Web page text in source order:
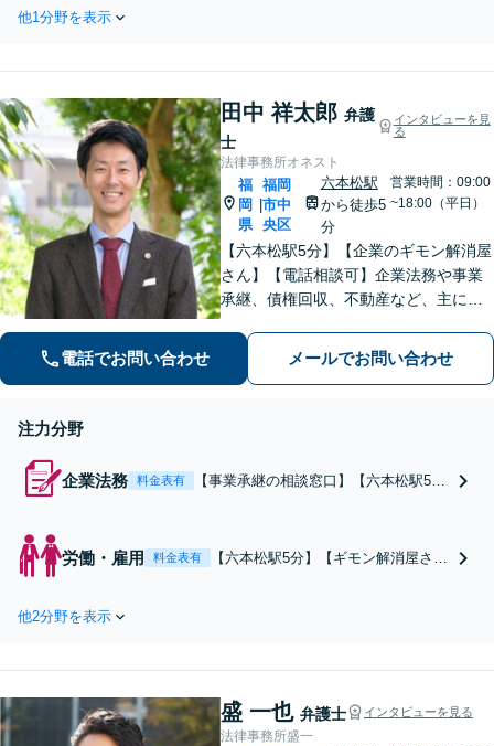
疵・サブリース訴訟・
ブルはお任せ！【休
日・夜間面談可】【完
全個室】【六本松駅2
分】
他1分野を表示
田中 祥太郎 弁護
士
インタビューを見
る
法律事務所オネスト
福
岡
県
福岡
市中
央区
六本松駅
から徒歩5
分
営業時間：09:00
~18:00（平日）
【六本松駅5分】【企業のギモン解消屋
さん】【電話相談可】企業法務や事業
承継、債権回収、不動産など、主に企
のみなさまが安心して本業に専念でき
るよう、法律に関するちょっとした疑
電話でお問い合わせ メールでお問い合わせ
注力分野
企業法務 料金表有
【事業承継の相談窓口】【六本松駅5
A・第三者承継」をサポートいたしま
す。経営者さまの「ちょっと気にな
労働・雇用 料金表有
【六本松駅5分】【ギモン解消屋さ
です。紛争の発生後だけでなく、予
相談ください。
他2分野を表示
盛 一也 弁護士 インタビューを見る
法律事務所盛一